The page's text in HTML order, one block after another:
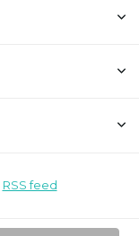
RSS feed